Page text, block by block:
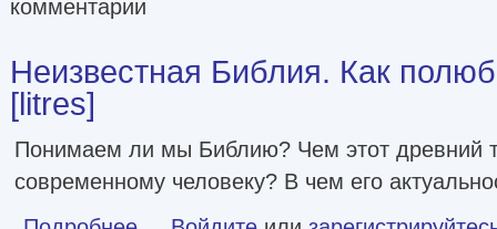
комментарии
Неизвестная Библия. Как
[litres]
Понимаем ли мы Библию? Чем этот древний
современному человеку? В чем его
о Неизвестная Библия. Как полюбить Писание [litres]